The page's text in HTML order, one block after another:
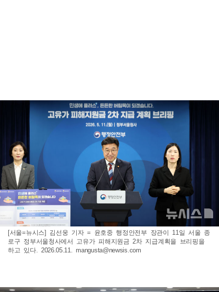
[서울=뉴시스] 김선웅 기자 = 윤호중 행정안전부 장관이 11일 서울 종
로구 정부서울청사에서 고유가 피해지원금 2차 지급계획을 브리핑을
하고 있다. 2026.05.11. mangusta@newsis.com